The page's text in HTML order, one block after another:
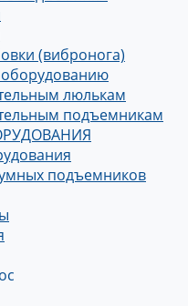
(вибронога)
люлькам
подъемникам
подъемников